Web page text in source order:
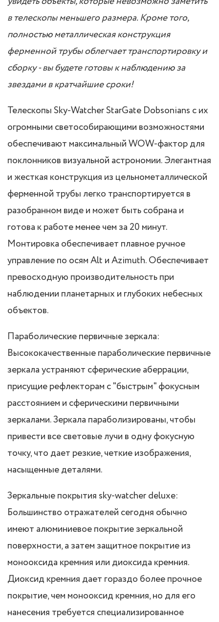
в телескопы меньшего размера. Кроме того,
полностью металлическая конструкция
ферменной трубы облегчает транспортировку и
сборку - вы будете готовы к наблюдению за
звездами в кратчайшие сроки!
Телескопы Sky-Watcher StarGate Dobsonians с их
огромными светособирающими возможностями
обеспечивают максимальный WOW-фактор для
поклонников визуальной астрономии. Элегантная
и жесткая конструкция из цельнометаллической
ферменной трубы легко транспортируется в
разобранном виде и может быть собрана и
готова к работе менее чем за 20 минут.
Монтировка обеспечивает плавное ручное
управление по осям Alt и Azimuth. Обеспечивает
превосходную производительность при
наблюдении планетарных и глубоких небесных
объектов.
Параболические первичные зеркала:
Высококачественные параболические первичные
зеркала устраняют сферические аберрации,
присущие рефлекторам с "быстрым" фокусным
расстоянием и сферическими первичными
зеркалами. Зеркала параболизированы, чтобы
привести все световые лучи в одну фокусную
точку, что дает резкие, четкие изображения,
насыщенные деталями.
Зеркальные покрытия sky-watcher deluxe:
Большинство отражателей сегодня обычно
имеют алюминиевое покрытие зеркальной
поверхности, а затем защитное покрытие из
монооксида кремния или диоксида кремния.
Диоксид кремния дает гораздо более прочное
покрытие, чем монооксид кремния, но для его
нанесения требуется специализированное